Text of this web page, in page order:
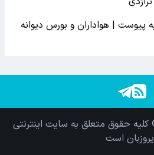
پیوست | هواداران و بورس دیوانه
کلیه حقوق متعلق به سایت اینترنتی
است